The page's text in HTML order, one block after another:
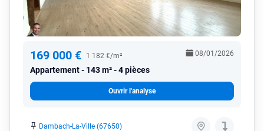
169 000 € 1 182 €/m²
Appartement 143 m² - 4 pièces
08/01/2026
Ouvrir l'analyse
Dambach-La-Ville (67650)